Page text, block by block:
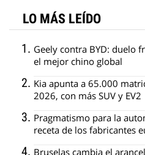
LO MÁS LEÍDO
Geely contra BYD: duelo
el mejor chino global
Kia apunta a 65.000
2026, con más SUV y EV2
Pragmatismo para la
receta de los fabricantes
Bruselas cambia el